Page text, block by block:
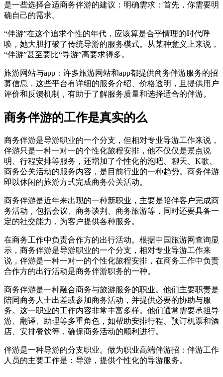
是一些选择合适商务伴游的建议：明确需求：首先，你需要明
确自己的需求。
“伴游”在这个追求个性的年代，应该算是合乎情理的时代呼
唤，她大胆打破了传统导游的服务模式。从某种意义上来说，
“伴游”甚至要比“导游”高要求得多。
旅游网站与app：许多旅游网站和app都提供商务伴游服务的招
募信息，这些平台有详细的服务介绍、价格透明，且提供用户
评价和反馈机制，有助于了解服务质量和选择适合的伴游。
商务伴游的工作是真实的么
商务伴游是导游职业的一个分支，但相对专业导游工作来说，
伴游只是一种一对一的个性化旅程安排，他不仅仅是景点说
明、行程安排等服务，还增加了个性化的泡吧、聊天、K歌、
商务公关活动的服务内容，是目前行业的一种趋势。商务伴游
即以休闲的旅游方式完成商务公关活动。
商务伴游是近年来出现的一种新职业，主要是陪伴客户完成商
务活动，包括会议、商务谈判、商务旅游等，同时还要具备一
定的社交能力，为客户提供各种服务。
在商务工作中负责合作方的出行活动。根据中国旅游网查询显
示，商务伴游是导游职业的一个分支，相对专业导游工作来
说，伴游是一种一对一的个性化旅程安排，在商务工作中负责
合作方的出行活动是商务伴游职务的一种。
商务伴游是一种融合商务与旅游服务的职业。他们主要职责是
陪同商务人士出差或参加商务活动，并提供必要的协助与服
务。这一职业的工作内容非常丰富多样。他们通常需要承担导
游、翻译、助理等多重角色，如帮助安排行程、预订机票和酒
店、安排餐饮等，确保商务活动的顺利进行。
伴游是一种导游的分支职业。做为职业高端伴游招：伴游工作
人员的主要工作是：导游，提供个性化的导游服务。